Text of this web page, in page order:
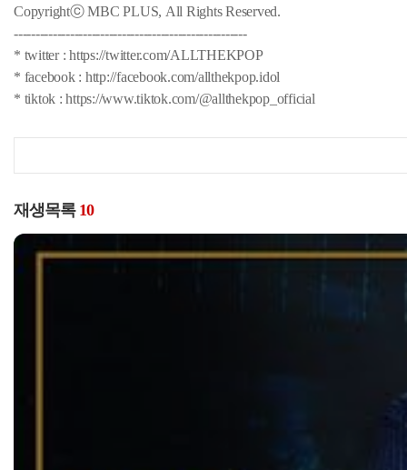
Copyrightⓒ MBC PLUS, All Rights Reserved.
------------------------------------------------------
* twitter : https://twitter.com/ALLTHEKPOP
* facebook : http://facebook.com/allthekpop.idol
* tiktok : https://www.tiktok.com/@allthekpop_official
재생목록 10